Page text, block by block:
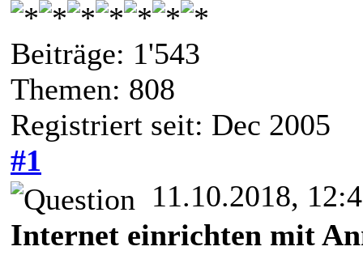
Beiträge: 1'543
Themen: 808
Registriert seit: Dec 2005
#1
11.10.2018,
Internet einrichten mit